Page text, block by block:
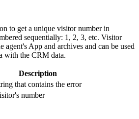
to get a unique visitor number in
sequentially: 1, 2, 3, etc. Visitor
agent's App and archives and can be used
with the CRM data.
Description
that contains the error
number